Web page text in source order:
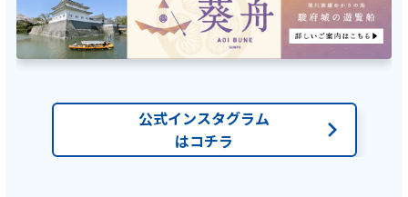
公式インスタグラム
はコチラ